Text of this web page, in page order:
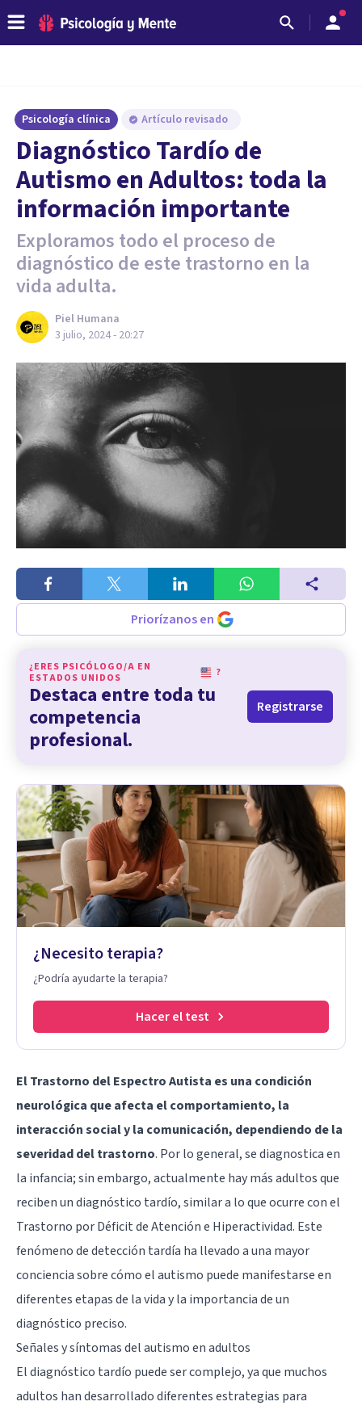
Psicología clínica Artículo revisado
Diagnóstico Tardío de
Autismo en Adultos: toda la
información importante
Exploramos todo el proceso de
diagnóstico de este trastorno en la
vida adulta.
Piel Humana
3 julio, 2024 - 20:27
Priorízanos en
¿ERES PSICÓLOGO/A EN
ESTADOS UNIDOS
?
Destaca entre toda tu
competencia
profesional.
Registrarse
¿Necesito terapia?
¿Podría ayudarte la terapia?
Hacer el test
El Trastorno del Espectro Autista es una condición
neurológica que afecta el comportamiento, la
interacción social y la comunicación, dependiendo de la
severidad del trastorno. Por lo general, se diagnostica en
la infancia; sin embargo, actualmente hay más adultos que
reciben un diagnóstico tardío, similar a lo que ocurre con el
Trastorno por Déficit de Atención e Hiperactividad. Este
fenómeno de detección tardía ha llevado a una mayor
conciencia sobre cómo el autismo puede manifestarse en
diferentes etapas de la vida y la importancia de un
diagnóstico preciso.
Señales y síntomas del autismo en adultos
El diagnóstico tardío puede ser complejo, ya que muchos
adultos han desarrollado diferentes estrategias para